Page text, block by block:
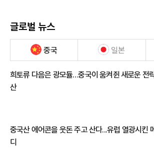
글로벌 뉴스
중국 일본
희토류 다음은 광모듈…중국이 움켜쥔 새로운 전
산
중국산 에어콘을 웃돈 주고 산다...유럽 열광시킨
디